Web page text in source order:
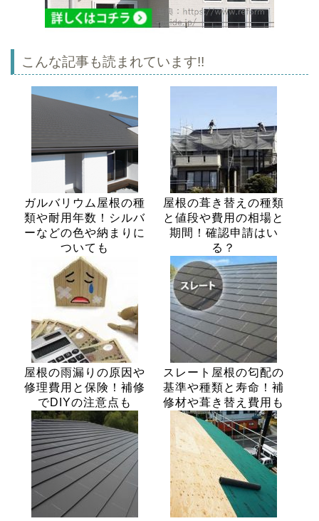
こんな記事も読まれています!!
ガルバリウム屋根の種
類や耐用年数！シルバ
ーなどの色や納まりに
ついても
屋根の葺き替えの種類
と値段や費用の相場と
期間！確認申請はい
る？
屋根の雨漏りの原因や
修理費用と保険！補修
でDIYの注意点も
スレート屋根の匂配の
基準や種類と寿命！補
修材や葺き替え費用も